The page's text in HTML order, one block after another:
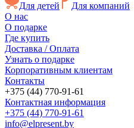
Для детей
Для компаний
О нас
О подарке
Где купить
Доставка / Оплата
Узнать о подарке
Корпоративным клиентам
Контакты
+375 (44) 770-91-61
Контактная информация
+375 (44) 770-91-61
info@elpresent.by